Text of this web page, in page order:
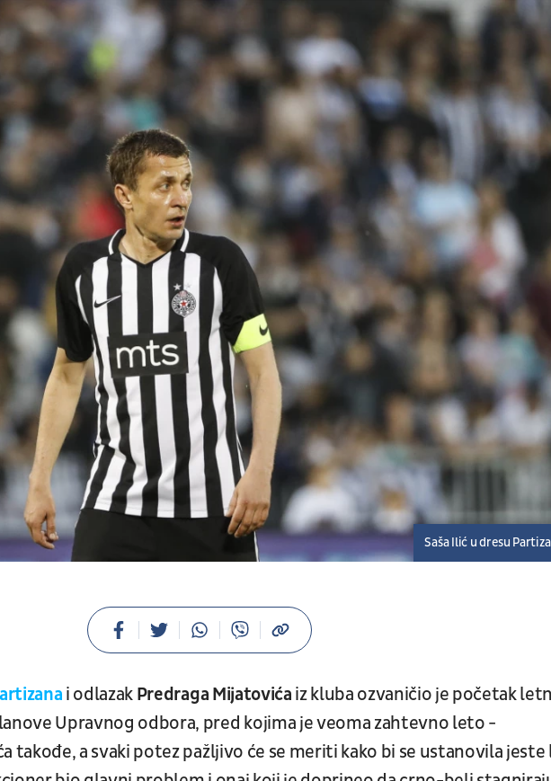
Saša Ilić u dresu
i odlazak Predraga Mijatovića iz kluba ozvaničio je početak
Upravnog odbora, pred kojima je veoma zahtevno leto -
takođe, a svaki potez pažljivo će se meriti kako bi se ustanovila jeste